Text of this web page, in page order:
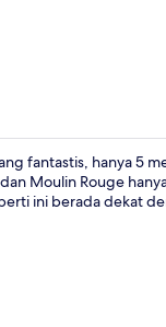
fantastis, hanya 5
Moulin Rouge
ini berada dekat